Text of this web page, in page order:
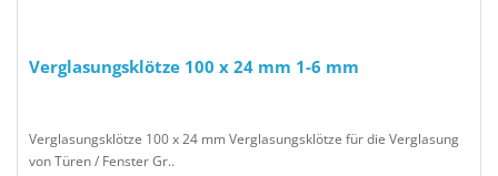
Verglasungsklötze 100 x 24 mm 1-6 mm
Verglasungsklötze 100 x 24 mm Verglasungsklötze für die Verglasung
von Türen / Fenster Gr..